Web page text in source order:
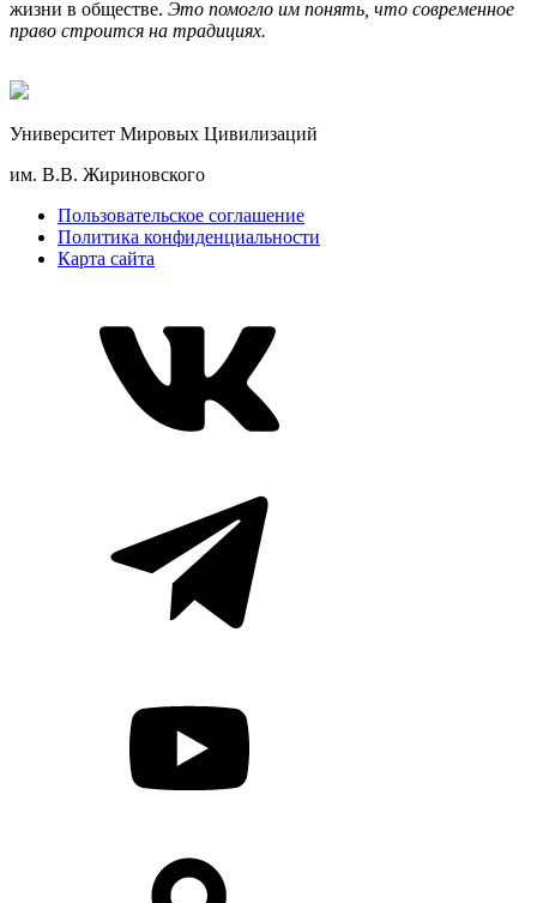
жизни в обществе. Это помогло им понять, что современное
право строится на традициях.
Университет Мировых Цивилизаций
им. В.В. Жириновского
Пользовательское соглашение
Политика конфиденциальности
Карта сайта